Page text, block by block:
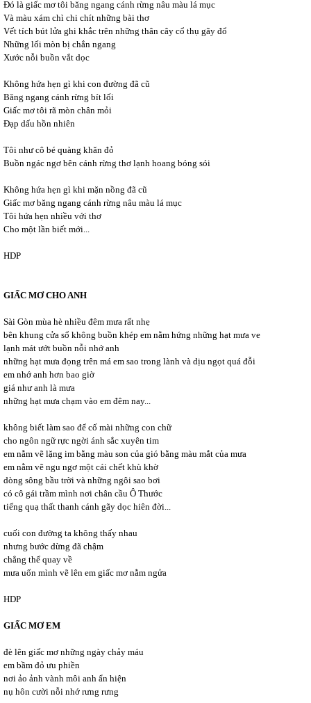
Đó là giấc mơ tôi băng ngang cánh rừng nâu màu lá mục
Và màu xám chì chi chít những bài thơ
Vết tích bút lửa ghi khắc trên những thân cây cổ thụ gãy đổ
Những lối mòn bị chắn ngang
Xước nỗi buồn vắt dọc
Không hứa hẹn gì khi con đường đã cũ
Băng ngang cánh rừng bít lối
Giấc mơ tôi rã mòn chân mỏi
Đạp dấu hồn nhiên
Tôi như cô bé quàng khăn đỏ
Buồn ngác ngơ bên cánh rừng thơ lạnh hoang bóng sói
Không hứa hẹn gì khi mặn nồng đã cũ
Giấc mơ băng ngang cánh rừng nâu màu lá mục
Tôi hứa hẹn nhiều với thơ
Cho một lần biết mới...
HDP
GIẤC MƠ CHO ANH
Sài Gòn mùa hè nhiều đêm mưa rất nhẹ
bên khung cửa sổ không buồn khép em nằm hứng những hạt mưa ve
lạnh mát ướt buồn nỗi nhớ anh
những hạt mưa đọng trên má em sao trong lành và dịu ngọt quá đỗi
em nhớ anh hơn bao giờ
giá như anh là mưa
những hạt mưa chạm vào em đêm nay...
không biết làm sao để cố mài những con chữ
cho ngôn ngữ rực ngời ánh sắc xuyên tim
em nằm vẽ lặng im bằng màu son của gió bằng màu mắt của mưa
em nằm vẽ ngu ngơ một cái chết khù khờ
dòng sông bầu trời và những ngôi sao bơi
có cô gái trầm mình nơi chân cầu Ô Thước
tiếng quạ thất thanh cánh gãy dọc hiên đời...
cuối con đường ta không thấy nhau
nhưng bước dừng đã chậm
chẳng thể quay về
mưa uốn mình vẽ lên em giấc mơ nằm ngửa
HDP
GIẤC MƠ EM
đè lên giấc mơ những ngày chảy máu
em bầm đỏ ưu phiền
nơi ảo ảnh vành môi anh ẩn hiện
nụ hôn cười nỗi nhớ rưng rưng